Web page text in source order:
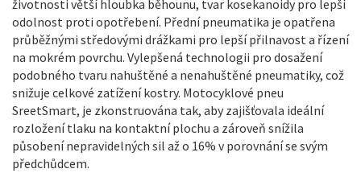
životnosti větší hloubka běhounu, tvar kosekanoidy pro lepší
odolnost proti opotřebení. Přední pneumatika je opatřena
průběžnými středovými drážkami pro lepší přilnavost a řízení
na mokrém povrchu. Vylepšená technologii pro dosažení
podobného tvaru nahuštěné a nenahuštěné pneumatiky, což
snižuje celkové zatížení kostry. Motocyklové pneu
SreetSmart, je zkonstruována tak, aby zajišťovala ideální
rozložení tlaku na kontaktní plochu a zároveň snížila
působení nepravidelných sil až o 16% v porovnání se svým
předchůdcem.